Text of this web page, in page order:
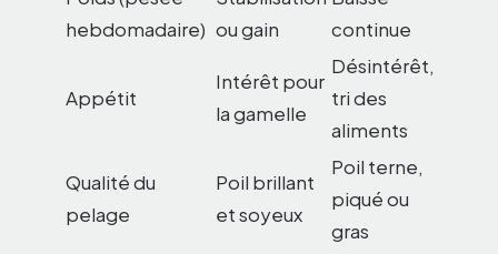
hebdomadaire) ou gain
continue
Appétit
Intérêt pour
la gamelle
Désintérêt,
tri des
aliments
Qualité du
pelage
Poil brillant
et soyeux
Poil terne,
piqué ou
gras